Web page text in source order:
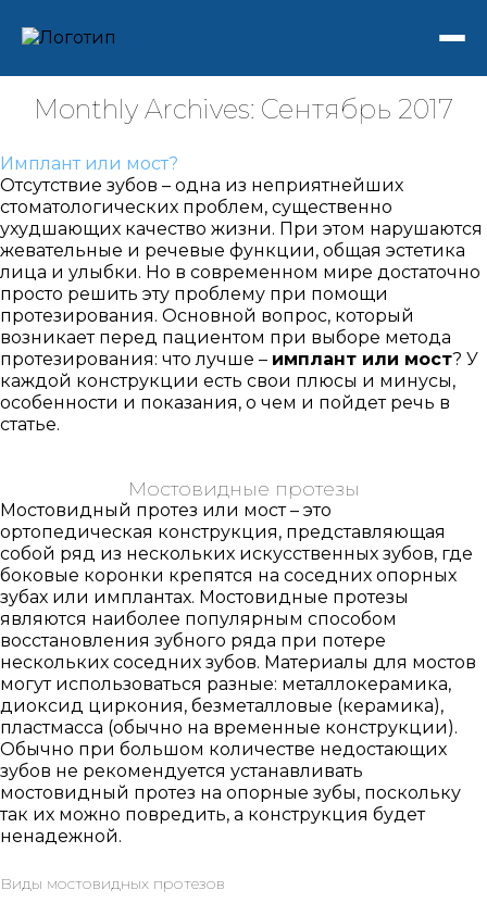
Monthly Archives: Сентябрь 2017
Имплант или мост?
Отсутствие зубов – одна из неприятнейших
стоматологических проблем, существенно
ухудшающих качество жизни. При этом нарушаются
жевательные и речевые функции, общая эстетика
лица и улыбки. Но в современном мире достаточно
просто решить эту проблему при помощи
протезирования. Основной вопрос, который
возникает перед пациентом при выборе метода
протезирования: что лучше – имплант или мост? У
каждой конструкции есть свои плюсы и минусы,
особенности и показания, о чем и пойдет речь в
статье.
Мостовидные протезы
Мостовидный протез или мост – это
ортопедическая конструкция, представляющая
собой ряд из нескольких искусственных зубов, где
боковые коронки крепятся на соседних опорных
зубах или имплантах. Мостовидные протезы
являются наиболее популярным способом
восстановления зубного ряда при потере
нескольких соседних зубов. Материалы для мостов
могут использоваться разные: металлокерамика,
диоксид циркония, безметалловые (керамика),
пластмасса (обычно на временные конструкции).
Обычно при большом количестве недостающих
зубов не рекомендуется устанавливать
мостовидный протез на опорные зубы, поскольку
так их можно повредить, а конструкция будет
ненадежной.
Виды мостовидных протезов